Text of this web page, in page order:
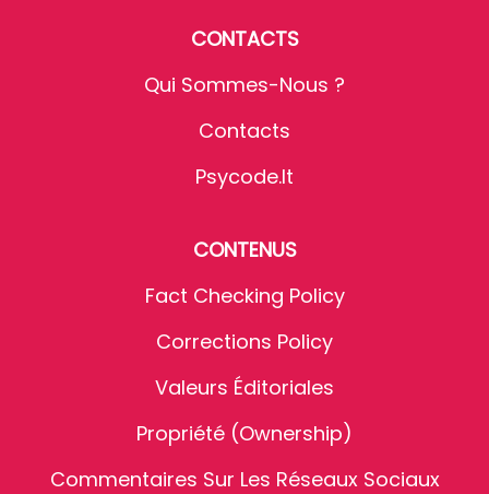
CONTACTS
Qui Sommes-Nous ?
Contacts
Psycode.it
CONTENUS
Fact Checking Policy
Corrections Policy
Valeurs Éditoriales
Propriété (Ownership)
Commentaires Sur Les Réseaux Sociaux